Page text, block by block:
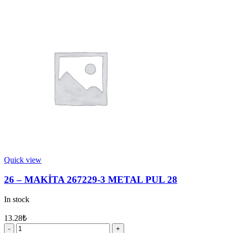
Quick view
26 – MAKİTA 267229-3 METAL PUL 28
In stock
13.28₺
26